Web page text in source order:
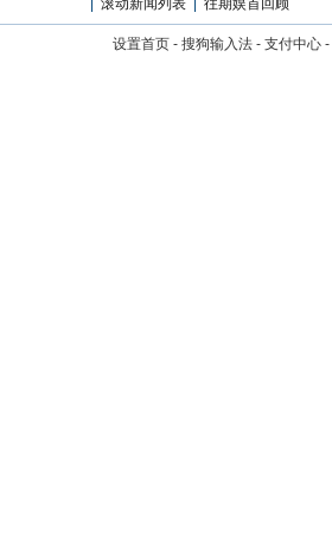
滚动新闻列表 往期娱首回顾
设置首页 - 搜狗输入法 - 支付中心 -